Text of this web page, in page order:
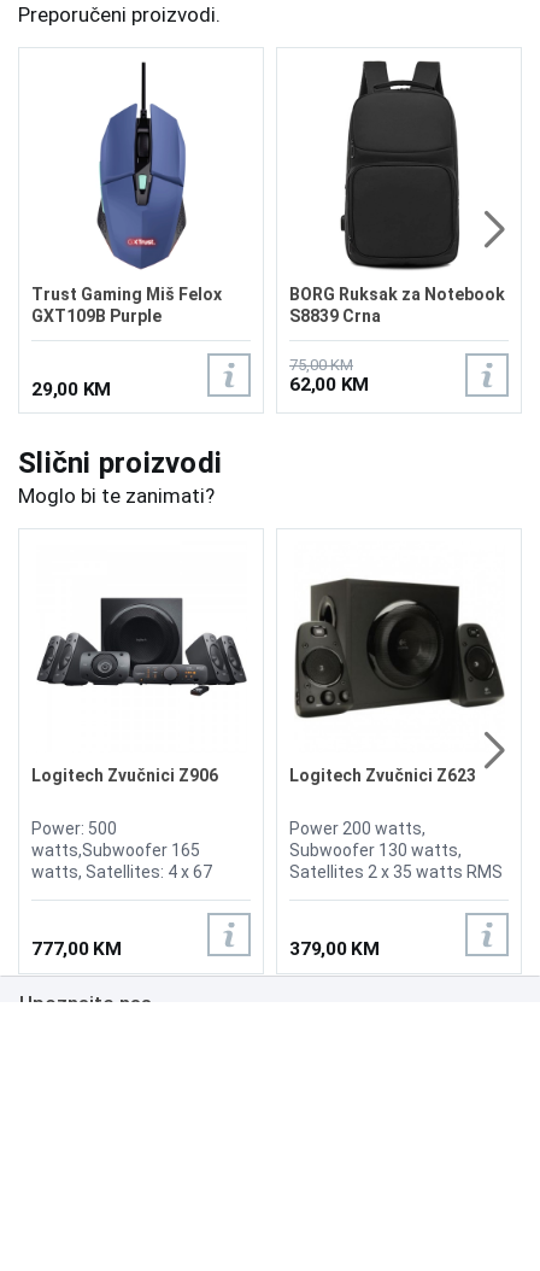
Preporučeni proizvodi.
Trust Gaming Miš Felox
GXT109B Purple
29,00 KM
BORG Ruksak za Notebook
S8839 Crna
75,00 KM
62,00 KM
Slični proizvodi
Moglo bi te zanimati?
Logitech Zvučnici Z906
Power: 500
watts,Subwoofer 165
watts, Satellites: 4 x 67
console, Infared remote,
Digital optical input, Digital
coaxial input, 3.5mm
Headphone jack output
777,00 KM
Logitech Zvučnici Z623
Power 200 watts,
Subwoofer 130 watts,
Satellites 2 x 35 watts RMS
controls on right speaker,
output
379,00 KM
Upoznajte nas